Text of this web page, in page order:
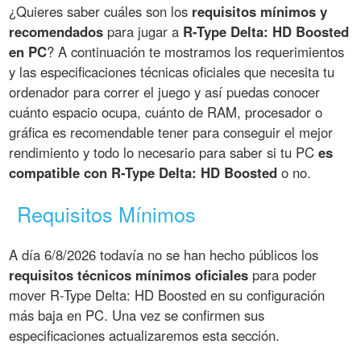
¿Quieres saber cuáles son los requisitos mínimos y
recomendados para jugar a R-Type Delta: HD Boosted
en PC? A continuación te mostramos los requerimientos
y las especificaciones técnicas oficiales que necesita tu
ordenador para correr el juego y así puedas conocer
cuánto espacio ocupa, cuánto de RAM, procesador o
gráfica es recomendable tener para conseguir el mejor
rendimiento y todo lo necesario para saber si tu PCes
compatible con R-Type Delta: HD Boosted o no.
Requisitos Mínimos
A día 6/8/2026 todavía no se han hecho públicos los
requisitos técnicos mínimos oficiales para poder
mover R-Type Delta: HD Boosted en su configuración
más baja en PC. Una vez se confirmen sus
especificaciones actualizaremos esta sección.